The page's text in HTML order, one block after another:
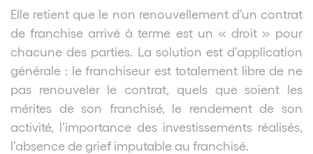
Elle retient que le non renouvellement d’un contrat
de franchise arrivé à terme est un « droit » pour
chacune des parties. La solution est d’application
générale : le franchiseur est totalement libre de ne
pas renouveler le contrat, quels que soient les
mérites de son franchisé, le rendement de son
activité, l’importance des investissements réalisés,
l’absence de grief imputable au franchisé.